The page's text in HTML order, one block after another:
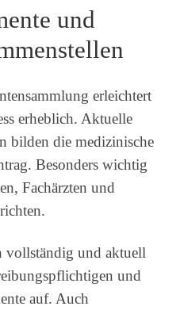
und
erleichtert
erheblich. Aktuelle
bilden die medizinische
Besonders wichtig
Fachärzten und
vollständig und aktuell
und
auf. Auch